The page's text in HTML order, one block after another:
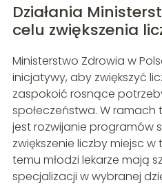
Działania
celu zwiększenia
Ministerstwo Zdrowia w
inicjatywy, aby zwiększyć
zaspokoić rosnące
społeczeństwa. W
jest rozwijanie programów
zwiększenie liczby miejsc w
temu młodzi lekarze mają
specjalizacji w wybranej